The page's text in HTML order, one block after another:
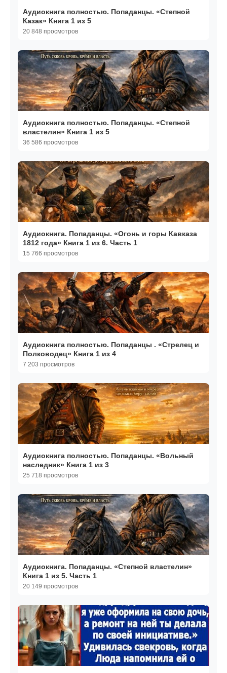
Аудиокнига полностью. Попаданцы. «Степной
Казак» Книга 1 из 5
20 848 просмотров
Аудиокнига полностью. Попаданцы. «Степной
властелин» Книга 1 из 5
36 586 просмотров
Аудиокнига. Попаданцы. «Огонь и горы Кавказа
1812 года» Книга 1 из 6. Часть 1
15 766 просмотров
Аудиокнига полностью. Попаданцы . «Стрелец и
Полководец» Книга 1 из 4
7 203 просмотров
Аудиокнига полностью. Попаданцы. «Вольный
наследник» Книга 1 из 3
25 718 просмотров
Аудиокнига. Попаданцы. «Степной властелин»
Книга 1 из 5. Часть 1
20 149 просмотров